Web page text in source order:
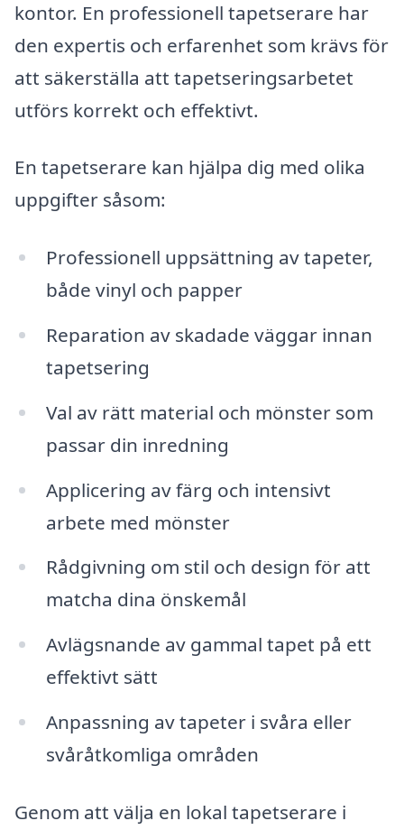
kontor. En professionell tapetserare har
den expertis och erfarenhet som krävs för
att säkerställa att tapetseringsarbetet
utförs korrekt och effektivt.
En tapetserare kan hjälpa dig med olika
uppgifter såsom:
Professionell uppsättning av tapeter,
både vinyl och papper
Reparation av skadade väggar innan
tapetsering
Val av rätt material och mönster som
passar din inredning
Applicering av färg och intensivt
arbete med mönster
Rådgivning om stil och design för att
matcha dina önskemål
Avlägsnande av gammal tapet på ett
effektivt sätt
Anpassning av tapeter i svåra eller
svåråtkomliga områden
Genom att välja en lokal tapetserare i